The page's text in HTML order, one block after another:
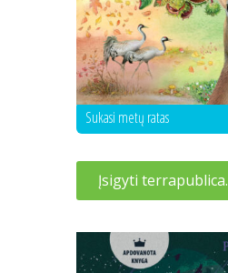
Sukasi metų ratas
Įsigyti